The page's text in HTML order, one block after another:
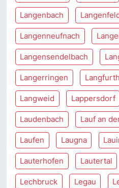
Langenbach
Langenneufnach
Langensendelbach
Langerringen Langfurth
Langweid Lappersdorf
Laudenbach Lauf an
Laufen Laugna
Lauterhofen Lautertal
Lechbruck Legau